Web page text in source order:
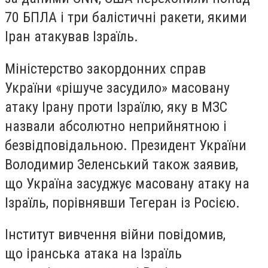
70 БПЛА і три балістичні ракети, якими
Іран атакував Ізраїль.
Міністерство закордонних справ
України «рішуче засудило» масовану
атаку Ірану проти Ізраїлю, яку в МЗС
назвали абсолютно неприйнятною і
безвідповідальною. Президент України
Володимир Зеленський також заявив,
що Україна засуджує масовану атаку на
Ізраїль, порівнявши Тегеран із Росією.
Інститут вивчення війни повідомив,
що іранська атака на Ізраїль